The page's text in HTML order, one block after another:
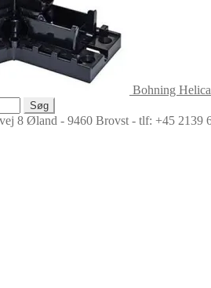
Bohning
8 Øland - 9460 Brovst - tlf: +45 2139